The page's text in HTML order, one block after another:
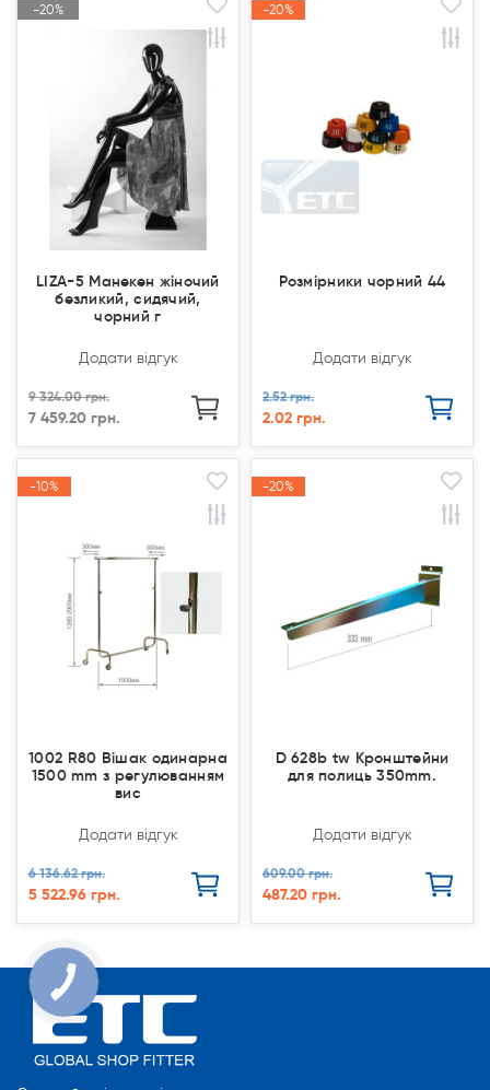
-20%
-20%
LIZA-5 Манекен жіночий
безликий, сидячий,
чорний г
Додати відгук
9 324.00 грн.
7 459.20 грн.
-20%
-20%
Розмірники чорний 44
Додати відгук
2.52 грн.
2.02 грн.
-10%
-10%
1002 R80 Вішак одинарна
1500 mm з регулюванням
вис
Додати відгук
6 136.62 грн.
5 522.96 грн.
-20%
-20%
D 628b tw Кронштейни
для полиць 350mm.
Додати відгук
609.00 грн.
487.20 грн.
КНОПКА
СВЯЗИ